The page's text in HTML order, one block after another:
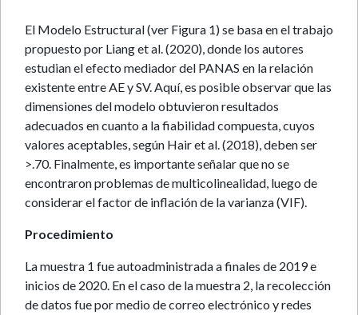
El Modelo Estructural (ver Figura 1) se basa en el trabajo
propuesto por Liang et al. (2020), donde los autores
estudian el efecto mediador del PANAS en la relación
existente entre AE y SV. Aquí, es posible observar que las
dimensiones del modelo obtuvieron resultados
adecuados en cuanto a la fiabilidad compuesta, cuyos
valores aceptables, según Hair et al. (2018), deben ser
>.70. Finalmente, es importante señalar que no se
encontraron problemas de multicolinealidad, luego de
considerar el factor de inflación de la varianza (VIF).
Procedimiento
La muestra 1 fue autoadministrada a finales de 2019 e
inicios de 2020. En el caso de la muestra 2, la recolección
de datos fue por medio de correo electrónico y redes